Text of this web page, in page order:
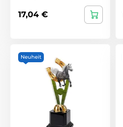
17,04 €
Neuheit